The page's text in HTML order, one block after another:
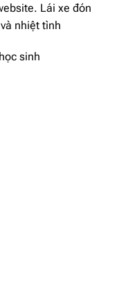
Lái xe đón
nhiệt tình
sinh